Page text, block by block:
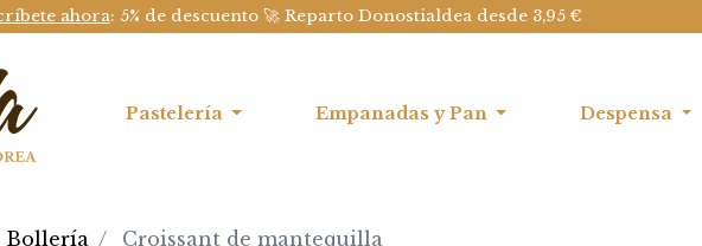
ahora: 5% de descuento 🚀 Reparto Donostialdea desde 3,95 €
Pastelería Empanadas y Pan Despensa
Bollería Croissant de mantequilla